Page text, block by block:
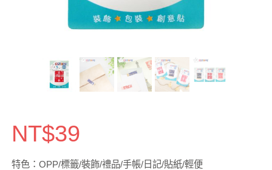
NT$39
特色：OPP/標籤/裝飾/禮品/手帳/日記/貼紙/輕便